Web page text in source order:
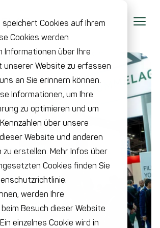
speichert Cookies auf Ihrem
Cookies werden
Informationen über Ihre
unserer Website zu erfassen
an Sie erinnern können.
Informationen, um Ihre
zu optimieren und um
über unsere
Website und anderen
zu erstellen. Mehr Infos über
Cookies finden Sie
werden Ihre
Besuch dieser Website
einzelnes Cookie wird in